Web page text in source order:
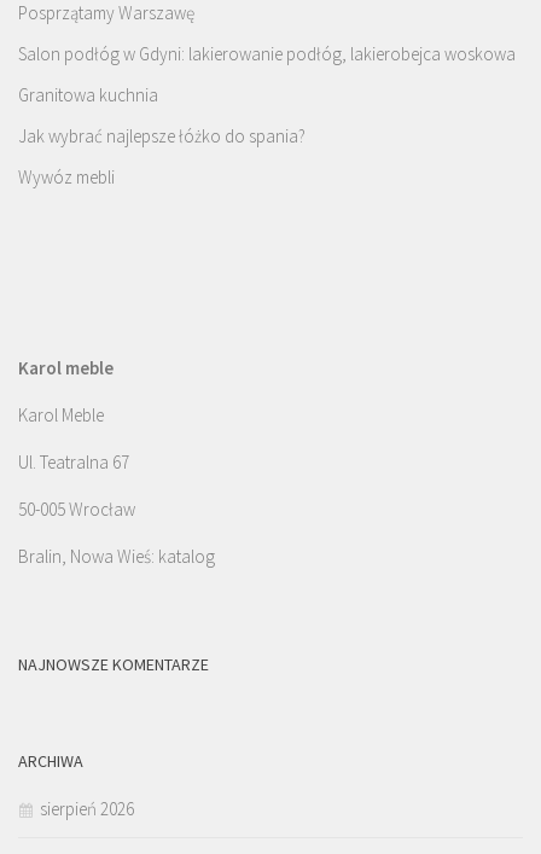
Posprzątamy Warszawę
Salon podłóg w Gdyni: lakierowanie podłóg, lakierobejca woskowa
Granitowa kuchnia
Jak wybrać najlepsze łóżko do spania?
Wywóz mebli
Karol meble
Karol Meble
Ul. Teatralna 67
50-005 Wrocław
Bralin, Nowa Wieś: katalog
NAJNOWSZE KOMENTARZE
ARCHIWA
sierpień 2026